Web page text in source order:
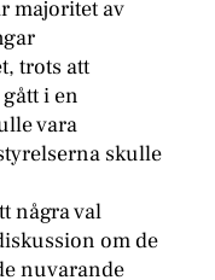
majoritet av
trots att
i en
vara
skulle
några val
om de
nuvarande